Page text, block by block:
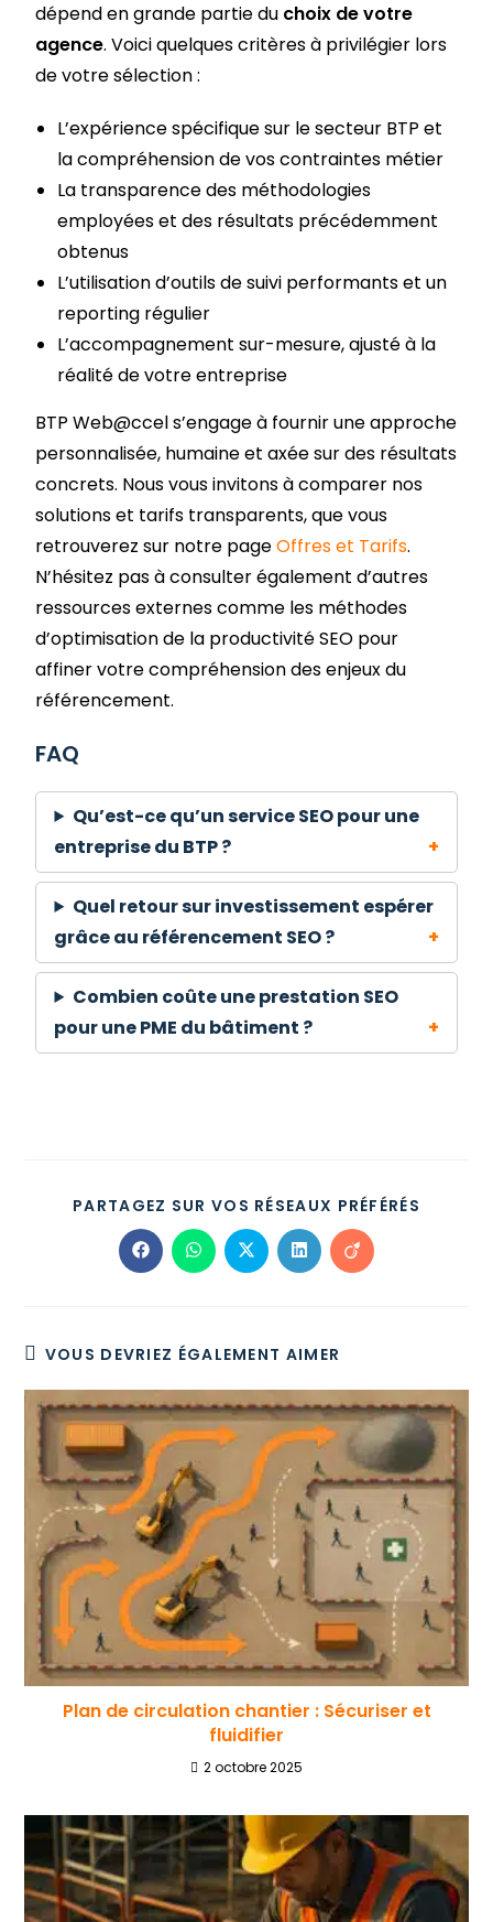
dépend en grande partie du choix de votre
agence. Voici quelques critères à privilégier lors
de votre sélection :
L’expérience spécifique sur le secteur BTP et
la compréhension de vos contraintes métier
La transparence des méthodologies
employées et des résultats précédemment
obtenus
L’utilisation d’outils de suivi performants et un
reporting régulier
L’accompagnement sur-mesure, ajusté à la
réalité de votre entreprise
BTP Web@ccel s’engage à fournir une approche
personnalisée, humaine et axée sur des résultats
concrets. Nous vous invitons à comparer nos
solutions et tarifs transparents, que vous
retrouverez sur notre pageOffres et Tarifs.
N’hésitez pas à consulter également d’autres
ressources externes comme les méthodes
d’optimisation de la productivité SEO pour
affiner votre compréhension des enjeux du
référencement.
FAQ
Qu’est-ce qu’un service SEO pour une
entreprise du BTP ?
Quel retour sur investissement espérer
grâce au référencement SEO ?
Combien coûte une prestation SEO
pour une PME du bâtiment ?
PARTAGEZ SUR VOS RÉSEAUX PRÉFÉRÉS
VOUS DEVRIEZ ÉGALEMENT AIMER
Plan de circulation chantier : Sécuriser et
fluidifier
2 octobre 2025